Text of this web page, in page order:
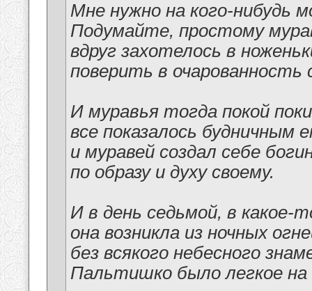
Мне нужно на кого-нибудь
Подумайте, простому
вдруг захотелось в
поверить в очарованность
И муравья тогда покой
все показалось будничным
и муравей создал себе
по образу и духу своему.
И в день седьмой, в какое-
она возникла из ночных
без всякого небесного
Пальтишко было легкое на